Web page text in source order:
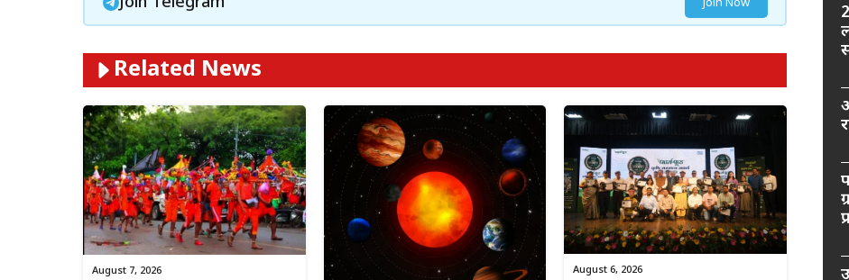
Join Now
Related News
August 7, 2026 August 6, 2026